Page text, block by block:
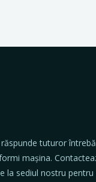
tuturor
mașina.
la sediul nostru